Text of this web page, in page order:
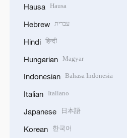
Hausa Hausa
Hebrew עברית
Hindi हिन्दी
Hungarian Magyar
Indonesian Bahasa Indonesia
Italian Italiano
Japanese 日本語
Korean 한국어